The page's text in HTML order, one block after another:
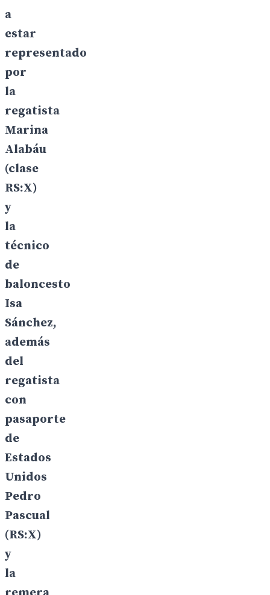
a
estar
representado
por
la
regatista
Marina
Alabáu
(clase
RS:X)
y
la
técnico
de
baloncesto
Isa
Sánchez,
además
del
regatista
con
pasaporte
de
Estados
Unidos
Pedro
Pascual
(RS:X)
y
la